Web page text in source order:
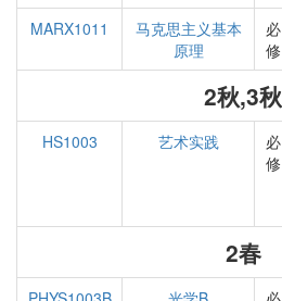
MARX1011
马克思主义基本
原理
必
修
2秋,3秋
HS1003 艺术实践
必
修
2春